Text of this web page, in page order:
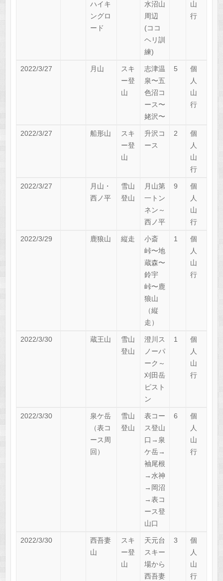
ハイキ
ングロ
ード
水沼山
周辺
(ココ
ヘリ訓
練)
山
行
2022/3/27 月山
スキ
ー登
山
志津温
泉〜五
色沼コ
ース〜
姥沢〜
5
個
人
山
行
2022/3/27 船形山
スキ
ー登
山
升沢コ
ース
2
個
人
山
行
2022/3/27
月山・
西ノ平
雪山
登山
月山第
一トン
ネン～
西ノ平
9
個
人
山
行
2022/3/29 鹿狼山 縦走
小斎
峠〜地
蔵森〜
鈴宇
峠〜鹿
狼山
（縦
走）
1
個
人
山
行
2022/3/30 蔵王山
雪山
登山
澄川ス
ノーパ
ーク～
刈田岳
ピスト
ン
1
個
人
山
行
2022/3/30
泉ケ岳
（表コ
ース周
回）
雪山
登山
表コー
ス登山
口→泉
ケ岳→
袖尾根
→水神
→岡沼
→表コ
ース登
山口
6
個
人
山
行
2022/3/30
西吾妻
山
スキ
ー登
山
天元台
スキー
場から
西吾妻
3
個
人
山
行